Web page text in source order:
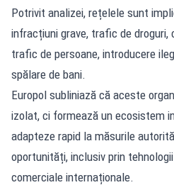
Potrivit analizei, rețelele sunt
infracțiuni grave, trafic de
trafic de persoane, introducere
spălare de bani.
Europol subliniază că aceste
izolat, ci formează un ecosistem
adapteze rapid la măsurile
oportunități, inclusiv prin
comerciale internaționale.